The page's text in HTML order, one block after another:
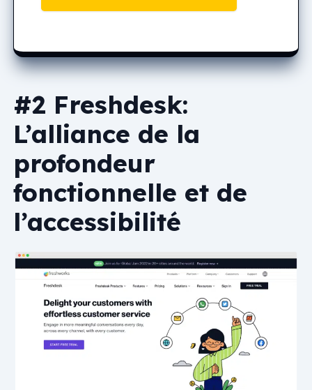
#2 Freshdesk:
L’alliance de la
profondeur
fonctionnelle et de
l’accessibilité